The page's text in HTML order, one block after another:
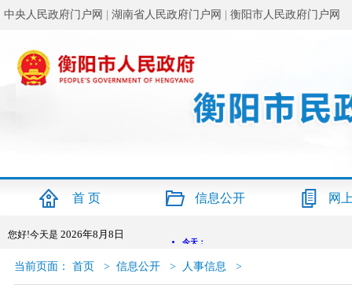
中央人民政府门户网 湖南省人民政府门户网 衡阳市人民政府门户网
首 页 信息公开 网
您好!今天是 2026年8月8日
当前页面： 首页 > 信息公开 > 人事信息 >